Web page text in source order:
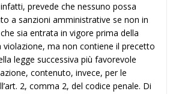
prevede che nessuno possa
a sanzioni amministrative se non in
sia entrata in vigore prima della
violazione, ma non contiene il precetto
legge successiva più favorevole
contenuto, invece, per le
2, comma 2, del codice penale. Di